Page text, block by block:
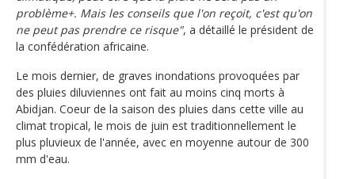
problème+. Mais les conseils que l'on reçoit, c'est qu'on
ne peut pas prendre ce risque", a détaillé le président de
la confédération africaine.
Le mois dernier, de graves inondations provoquées par
des pluies diluviennes ont fait au moins cinq morts à
Abidjan. Coeur de la saison des pluies dans cette ville au
climat tropical, le mois de juin est traditionnellement le
plus pluvieux de l'année, avec en moyenne autour de 300
mm d'eau.